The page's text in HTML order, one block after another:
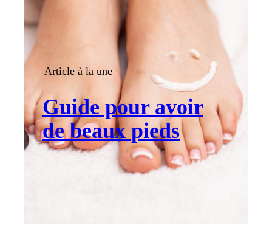
Article à la une
Guide pour avoir
de beaux pieds